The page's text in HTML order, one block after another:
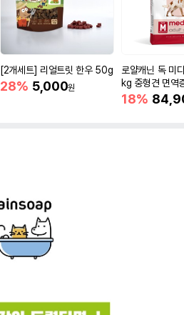
[2개세트] 리얼트릿 한우 50g
28% 5,000원
로얄캐닌 독 미
kg 중형견 면역
18%